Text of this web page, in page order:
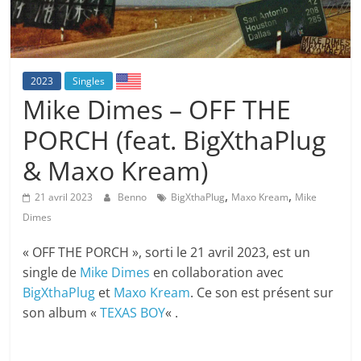
2023 Singles
Mike Dimes – OFF THE
PORCH (feat. BigXthaPlug
& Maxo Kream)
21 avril 2023 Benno BigXthaPlug, Maxo Kream, Mike
Dimes
« OFF THE PORCH », sorti le 21 avril 2023, est un
single de Mike Dimes en collaboration avec
BigXthaPlug et Maxo Kream. Ce son est présent sur
son album «TEXAS BOY« .